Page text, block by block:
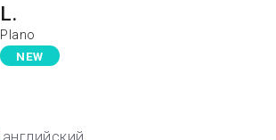
L.
Plano
NEW
английский